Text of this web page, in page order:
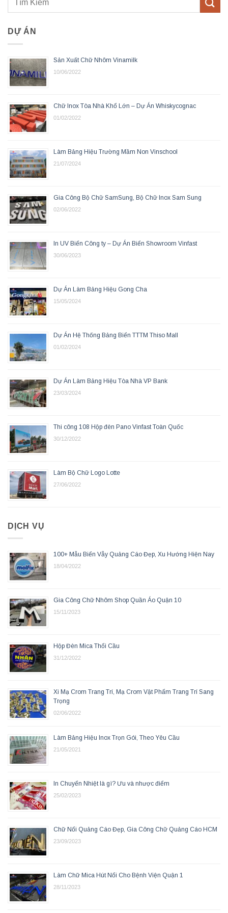
DỰ ÁN
Sản Xuất Chữ Nhôm Vinamilk
10/06/2022
Chữ Inox Tòa Nhà Khổ Lớn – Dự Án Whiskycognac
01/02/2022
Làm Bảng Hiệu Trường Mầm Non Vinschool
21/07/2024
Gia Công Bộ Chữ SamSung, Bộ Chữ Inox Sam Sung
02/06/2022
In UV Biển Công ty – Dự Án Biển Showroom Vinfast
30/06/2023
Dự Án Làm Bảng Hiệu Gong Cha
15/05/2024
Dự Án Hệ Thống Bảng Biển TTTM Thiso Mall
01/02/2024
Dự Án Làm Bảng Hiệu Tòa Nhà VP Bank
23/03/2024
Thi công 108 Hộp đèn Pano Vinfast Toàn Quốc
30/12/2022
Làm Bộ Chữ Logo Lotte
27/06/2022
DỊCH VỤ
100+ Mẫu Biển Vẫy Quảng Cáo Đẹp, Xu Hướng Hiện Nay
18/04/2022
Gia Công Chữ Nhôm Shop Quần Áo Quận 10
15/11/2023
Hộp Đèn Mica Thổi Cầu
31/12/2022
Xi Mạ Crom Trang Trí, Mạ Crom Vật Phẩm Trang Trí Sang
Trọng
02/06/2022
Làm Bảng Hiệu Inox Trọn Gói, Theo Yêu Cầu
21/05/2021
In Chuyển Nhiệt là gì? Ưu và nhược điểm
25/02/2023
Chữ Nổi Quảng Cáo Đẹp, Gia Công Chữ Quảng Cáo HCM
23/09/2023
Làm Chữ Mica Hút Nổi Cho Bệnh Viện Quận 1
28/11/2023